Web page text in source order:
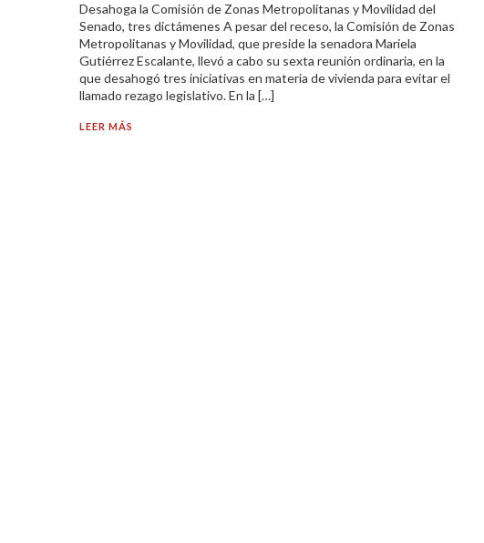
Desahoga la Comisión de Zonas Metropolitanas y Movilidad del
Senado, tres dictámenes A pesar del receso, la Comisión de Zonas
Metropolitanas y Movilidad, que preside la senadora Mariela
Gutiérrez Escalante, llevó a cabo su sexta reunión ordinaria, en la
que desahogó tres iniciativas en materia de vivienda para evitar el
llamado rezago legislativo. En la […]
LEER MÁS